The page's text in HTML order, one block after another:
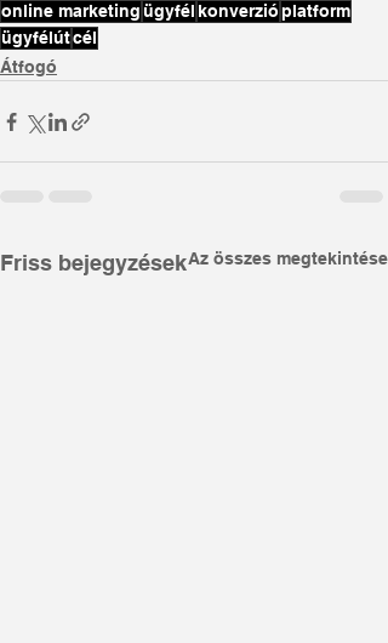
online marketing ügyfél konverzióplatform
ügyfélútcél
Átfogó
Friss bejegyzésekAz összes megtekintése